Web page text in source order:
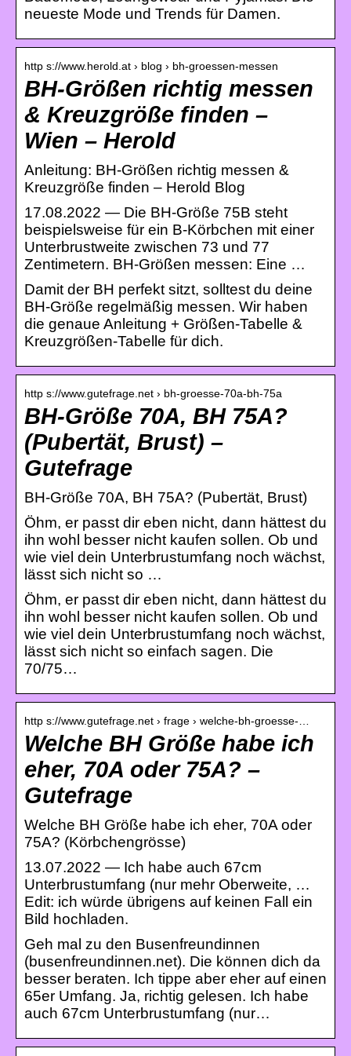
neueste Mode und Trends für Damen.
http s://www.herold.at › blog › bh-groessen-messen
BH-Größen richtig messen
& Kreuzgröße finden –
Wien – Herold
Anleitung: BH-Größen richtig messen &
Kreuzgröße finden – Herold Blog
17.08.2022 — Die BH-Größe 75B steht
beispielsweise für ein B-Körbchen mit einer
Unterbrustweite zwischen 73 und 77
Zentimetern. BH-Größen messen: Eine …
Damit der BH perfekt sitzt, solltest du deine
BH-Größe regelmäßig messen. Wir haben
die genaue Anleitung + Größen-Tabelle &
Kreuzgrößen-Tabelle für dich.
http s://www.gutefrage.net › bh-groesse-70a-bh-75a
BH-Größe 70A, BH 75A?
(Pubertät, Brust) –
Gutefrage
BH-Größe 70A, BH 75A? (Pubertät, Brust)
Öhm, er passt dir eben nicht, dann hättest du
ihn wohl besser nicht kaufen sollen. Ob und
wie viel dein Unterbrustumfang noch wächst,
lässt sich nicht so …
Öhm, er passt dir eben nicht, dann hättest du
ihn wohl besser nicht kaufen sollen. Ob und
wie viel dein Unterbrustumfang noch wächst,
lässt sich nicht so einfach sagen. Die
70/75…
http s://www.gutefrage.net › frage › welche-bh-groesse-…
Welche BH Größe habe ich
eher, 70A oder 75A? –
Gutefrage
Welche BH Größe habe ich eher, 70A oder
75A? (Körbchengrösse)
13.07.2022 — Ich habe auch 67cm
Unterbrustumfang (nur mehr Oberweite, …
Edit: ich würde übrigens auf keinen Fall ein
Bild hochladen.
Geh mal zu den Busenfreundinnen
(busenfreundinnen.net). Die können dich da
besser beraten. Ich tippe aber eher auf einen
65er Umfang. Ja, richtig gelesen. Ich habe
auch 67cm Unterbrustumfang (nur…